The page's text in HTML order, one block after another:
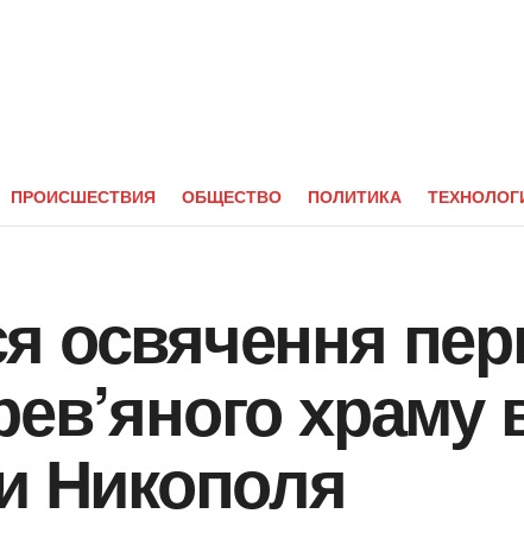
ПРОИСШЕСТВИЯ ОБЩЕСТВО ПОЛИТИКА
освячення
храму
Никополя